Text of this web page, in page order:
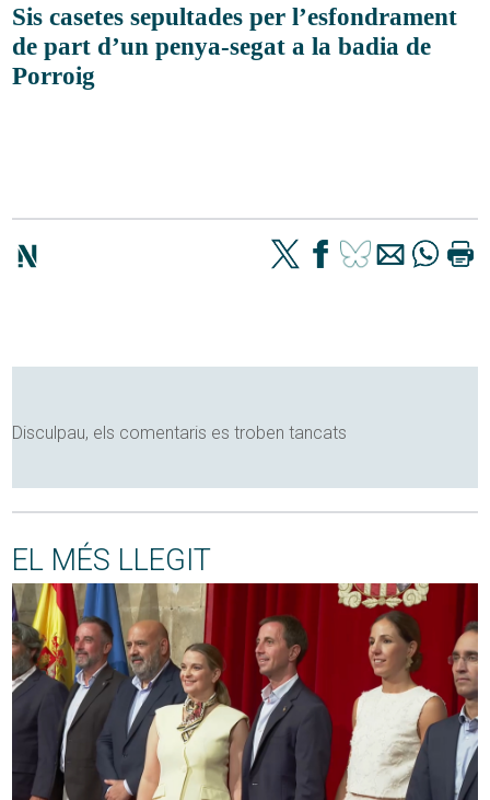
Sis casetes sepultades per l’esfondrament
de part d’un penya-segat a la badia de
Porroig
Disculpau, els comentaris es troben tancats
EL MÉS LLEGIT